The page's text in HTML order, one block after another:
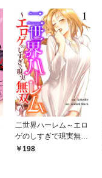
二世界ハーレム～エロ
ゲのしすぎで現実無双
～１198